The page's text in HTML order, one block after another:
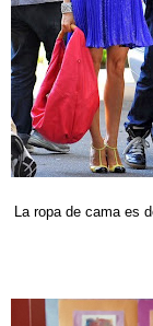
La ropa de cama es